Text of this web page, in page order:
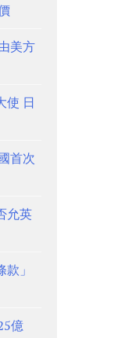
美方
使 日
首次
允英
」
億